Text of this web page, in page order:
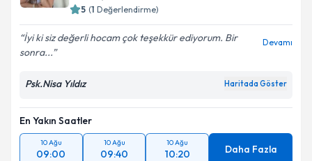
5 (1 Değerlendirme)
İyi ki siz değerli hocam çok teşekkür ediyorum. Bir
sonra...
Devamı
Psk.Nisa Yıldız Haritada Göster
En Yakın Saatler
10 Ağu
09:00
10 Ağu
09:40
10 Ağu
10:20 Daha Fazla